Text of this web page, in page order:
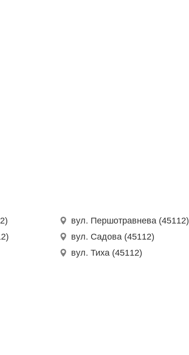
вул. Першотравнева (45112)
вул. Садова (45112)
вул. Тиха (45112)